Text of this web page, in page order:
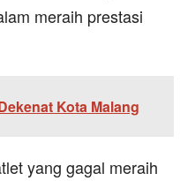
meraih prestasi
Kota Malang
yang gagal meraih